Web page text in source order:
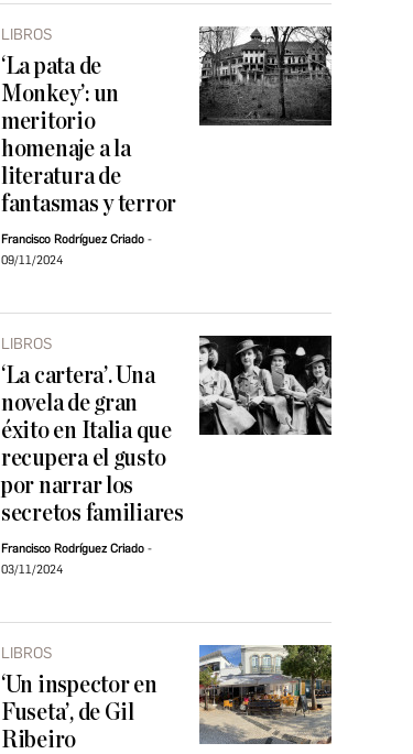
LIBROS
‘La pata de
Monkey’: un
meritorio
homenaje a la
literatura de
fantasmas y terror
Francisco Rodríguez Criado
09/11/2024
LIBROS
‘La cartera’. Una
novela de gran
éxito en Italia que
recupera el gusto
por narrar los
secretos familiares
Francisco Rodríguez Criado
03/11/2024
LIBROS
‘Un inspector en
Fuseta’, de Gil
Ribeiro